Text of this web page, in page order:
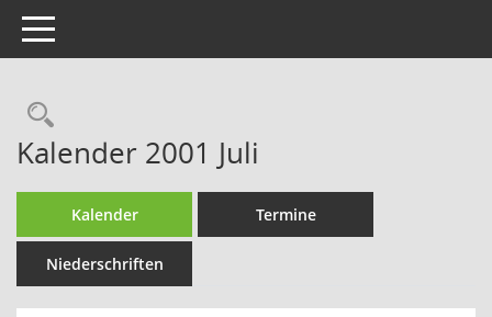
Toggle navigation
Rechercheauswahl
Kalender 2001 Juli
Kalender Termine
Niederschriften